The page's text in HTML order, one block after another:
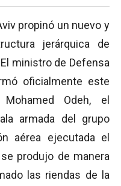
propinó un nuevo y
jerárquica de
ministro de Defensa
oficialmente este
Odeh, el
armada del grupo
aérea ejecutada el
produjo de manera
las riendas de la